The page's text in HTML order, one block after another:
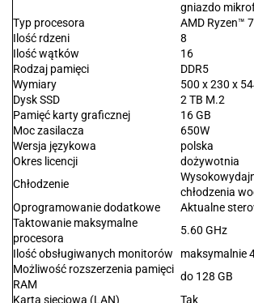
gniazdo
Typ procesora
AMD Ryzen™ 7
Ilość rdzeni
8
Ilość wątków
16
Rodzaj pamięci
DDR5
Wymiary
500 x 230 x
Dysk SSD
2 TB M.2
Pamięć karty graficznej
16 GB
Moc zasilacza
650W
Wersja językowa
polska
Okres licencji
dożywotnia
Chłodzenie
chłodzenia
Oprogramowanie dodatkowe
Aktualne
Taktowanie maksymalne
procesora
5.60 GHz
Ilość obsługiwanych monitorów
maksymalnie
Możliwość rozszerzenia pamięci
RAM
do 128 GB
Karta sieciowa (LAN)
Tak